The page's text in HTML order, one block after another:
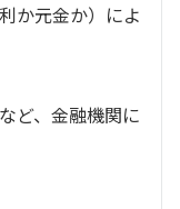
か元金か）によ
ど、金融機関に